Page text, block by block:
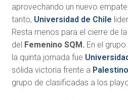
aprovechando un nuevo
tanto, Universidad de Chile
Resta menos para el cierre de
del Femenino SQM. En el
la quinta jornada fue
sólida victoria frente a Palestino
grupo de clasificadas a los